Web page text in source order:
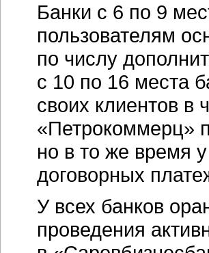
Банки с 6 по 9
пользователям
по числу
с 10 по 16 места
своих клиентов в
«Петрокоммерц»
но в то же время
договорных
У всех банков
проведения